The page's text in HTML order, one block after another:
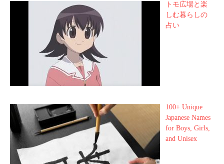
トモ広場と楽
しむ暮らしの
占い
100+ Unique
Japanese Names
for Boys, Girls,
and Unisex